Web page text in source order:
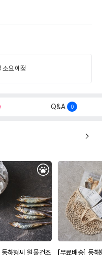
소요 예정
Q&A 0
해형씨 원물건조
[무료배송] 동